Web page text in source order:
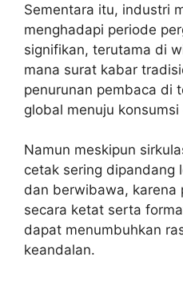
Sementara itu, industri
menghadapi periode
signifikan, terutama di
mana surat kabar
penurunan pembaca di
global menuju
Namun meskipun
cetak sering dipandang
dan berwibawa, karena
secara ketat serta
dapat menumbuhkan
keandalan.